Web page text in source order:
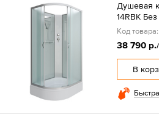
Душевая
14RBK
Код
38 790 р.
В